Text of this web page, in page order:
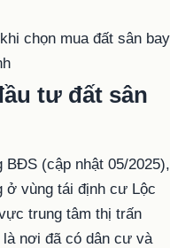
tư đất sân
BĐS (cập nhật 05/2025),
ở vùng tái định cư Lộc
trung tâm thị trấn
nơi đã có dân cư và